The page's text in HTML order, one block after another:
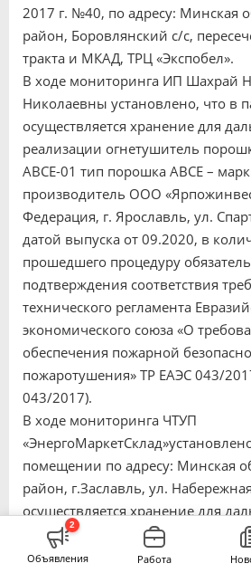
2017 г. №40, по адресу: Минская
район, Боровлянский с/с,
тракта и МКАД, ТРЦ «Экспобел».
В ходе мониторинга ИП Шахрай
Николаевны установлено, что в
осуществляется хранение для
реализации огнетушитель
АВСЕ-01 тип порошка АВСЕ –
производитель ООО
Федерация, г. Ярославль, ул.
датой выпуска от 09.2020, в
прошедшего процедуру
подтверждения соответствия
технического регламента
экономического союза «О
обеспечения пожарной
пожаротушения» ТР ЕАЭС 043/
043/2017).
В ходе мониторинга ЧТУП
помещении по адресу: Минская
район, г.Заславль, ул.
осуществляется хранение для
реализации изделия
из неметаллических материалов
2
Объявления Работа